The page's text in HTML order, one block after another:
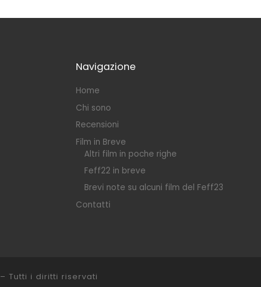
Navigazione
Home
Chi sono
Recensioni
Film in Breve
Altri film in poche righe
Feff22 in breve
Brevi note su alcuni film del Feff23
Contatti
– Tutti i diritti riservati